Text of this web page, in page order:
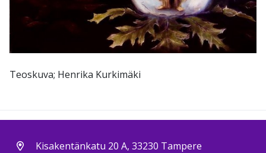
Teoskuva; Henrika Kurkimäki
Kisakentänkatu 20 A, 33230 Tampere